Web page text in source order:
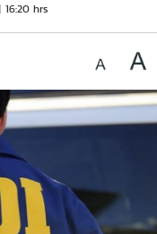
16:20 hrs